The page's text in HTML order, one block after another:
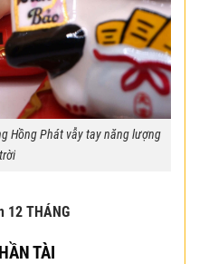
Hồng Phát vẫy tay năng lượng
12 THÁNG
TÀI